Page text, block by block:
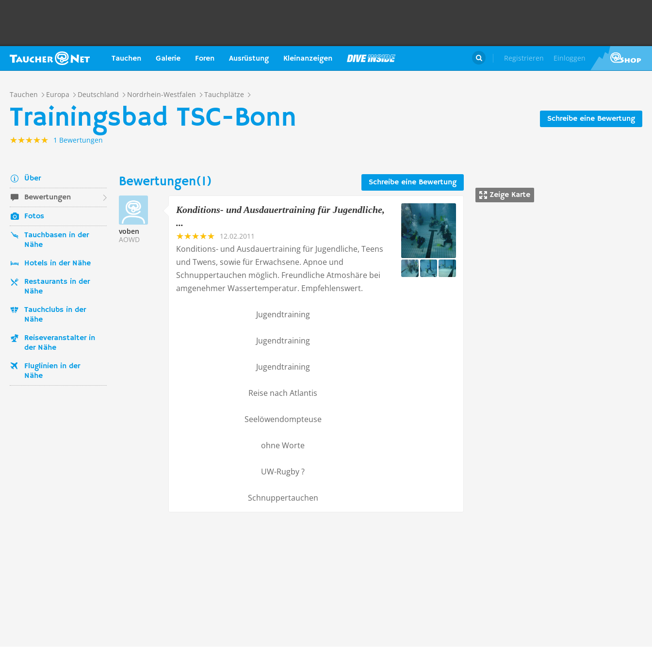
Tauchen Galerie Foren Ausrüstung Kleinanzeigen Registrieren Einloggen

Tauchen Europa Deutschland Nordrhein-Westfalen Tauchplätze
Schreibe eine Bewertung
Trainingsbad TSC-Bonn
1 Bewertungen
Über
Bewertungen
Fotos
Tauchbasen in der
Nähe
Hotels in der Nähe
Restaurants in der
Nähe
Tauchclubs in der
Nähe
Reiseveranstalter in
der Nähe
Fluglinien in der
Nähe
Zeige Karte
Schreibe eine Bewertung
Bewertungen(1)
voben
AOWD
Konditions- und Ausdauertraining für Jugendliche,
...
12.02.2011
Konditions- und Ausdauertraining für Jugendliche, Teens
und Twens, sowie für Erwachsene. Apnoe und
Schnuppertauchen möglich. Freundliche Atmoshäre bei
amgenehmer Wassertemperatur. Empfehlenswert.
Jugendtraining
Jugendtraining
Jugendtraining
Reise nach Atlantis
Seelöwendompteuse
ohne Worte
UW-Rugby ?
Schnuppertauchen